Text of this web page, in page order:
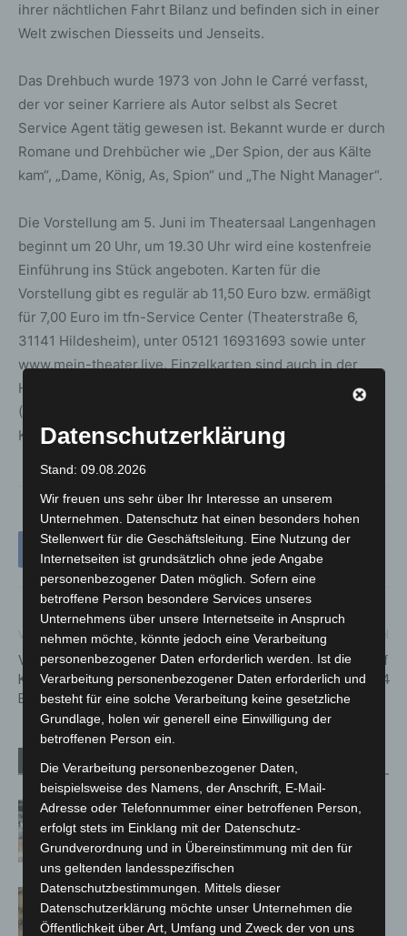
ihrer nächtlichen Fahrt Bilanz und befinden sich in einer
Welt zwischen Diesseits und Jenseits.
Das Drehbuch wurde 1973 von John le Carré verfasst,
der vor seiner Karriere als Autor selbst als Secret
Service Agent tätig gewesen ist. Bekannt wurde er durch
Romane und Drehbücher wie „Der Spion, der aus Kälte
kam“, „Dame, König, As, Spion“ und „The Night Manager“.
Die Vorstellung am 5. Juni im Theatersaal Langenhagen
beginnt um 20 Uhr, um 19.30 Uhr wird eine kostenfreie
Einführung ins Stück angeboten. Karten für die
Vorstellung gibt es regulär ab 11,50 Euro bzw. ermäßigt
für 7,00 Euro im tfn-Service Center (Theaterstraße 6,
31141 Hildesheim), unter 05121 16931693 sowie unter
www.mein-theater.live. Einzelkarten sind auch in der
HAZ/NP-Geschäftsstelle im City Center Langenhagen
(CCL) erhältlich sowie an der Vorverkaufskasse im
Künstlerhaus in Hannover.
Vorheriger Artikel
Vorbereitungen für MHH-
Klinikneubau: Herrichtung des
Baufelds beginnt
Nächster Artikel
Das Technische Hilfswerk auf
der IdeenExpo 2024
Verwandte Artikel Mehr vom Autor
Kunst trifft Weingenuss: Barbara-
Susann Mehring zeigt ihre Werke im
Jacques’ Wein-Depot Isernhagen
Hannover Klassik Open Air 2026:
Französische Oper im Maschpark
Datenschutzerklärung
Stand: 09.08.2026
Wir freuen uns sehr über Ihr Interesse an unserem
Unternehmen. Datenschutz hat einen besonders hohen
Stellenwert für die Geschäftsleitung. Eine Nutzung der
Internetseiten ist grundsätzlich ohne jede Angabe
personenbezogener Daten möglich. Sofern eine
betroffene Person besondere Services unseres
Unternehmens über unsere Internetseite in Anspruch
nehmen möchte, könnte jedoch eine Verarbeitung
personenbezogener Daten erforderlich werden. Ist die
Verarbeitung personenbezogener Daten erforderlich und
besteht für eine solche Verarbeitung keine gesetzliche
Grundlage, holen wir generell eine Einwilligung der
betroffenen Person ein.
Die Verarbeitung personenbezogener Daten,
beispielsweise des Namens, der Anschrift, E-Mail-
Adresse oder Telefonnummer einer betroffenen Person,
erfolgt stets im Einklang mit der Datenschutz-
Grundverordnung und in Übereinstimmung mit den für
uns geltenden landesspezifischen
Datenschutzbestimmungen. Mittels dieser
Datenschutzerklärung möchte unser Unternehmen die
Öffentlichkeit über Art, Umfang und Zweck der von uns